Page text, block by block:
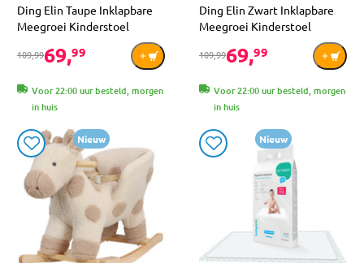
Ding Elin Taupe Inklapbare
Meegroei Kinderstoel
109,9969,99
Voor 22:00 uur besteld, morgen
in huis
Ding Elin Zwart Inklapbare
Meegroei Kinderstoel
109,9969,99
Voor 22:00 uur besteld, morgen
in huis
Nieuw Nieuw